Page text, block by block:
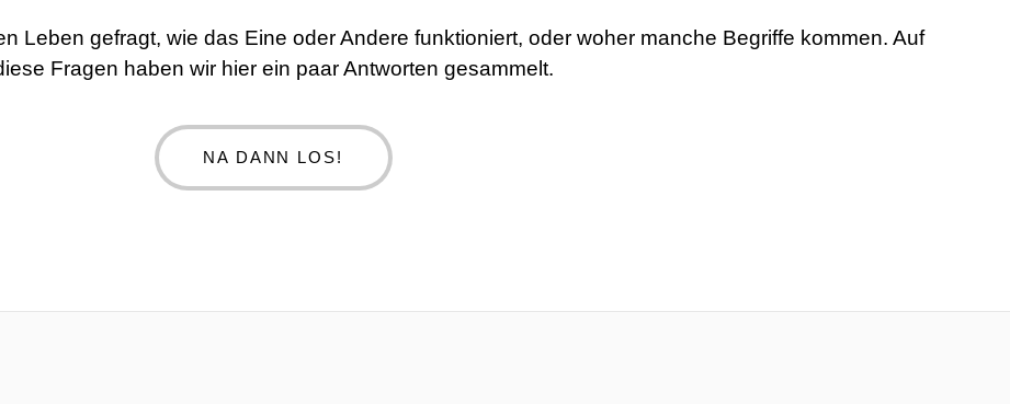
Leben gefragt, wie das Eine oder Andere funktioniert, oder woher manche Begriffe kommen. Auf
Fragen haben wir hier ein paar Antworten gesammelt.
NA DANN LOS!